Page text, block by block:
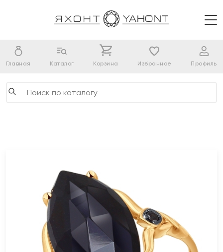
Главная Каталог Корзина Избранное Профиль